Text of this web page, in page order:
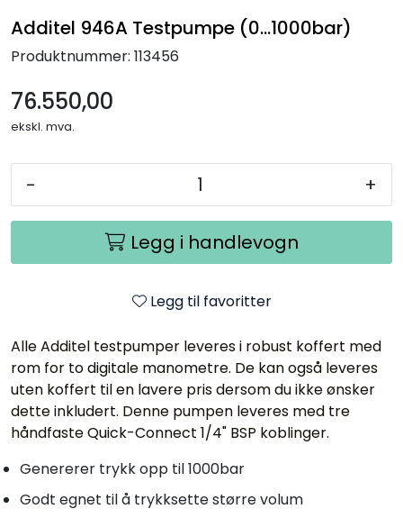
Additel 946A Testpumpe (0...1000bar)
Produktnummer: 113456
76.550,00
ekskl. mva.
- +
Legg i handlevogn
Legg til favoritter
Alle Additel testpumper leveres i robust koffert med
rom for to digitale manometre. De kan også leveres
uten koffert til en lavere pris dersom du ikke ønsker
dette inkludert. Denne pumpen leveres med tre
håndfaste Quick-Connect 1/4" BSP koblinger.
Genererer trykk opp til 1000bar
Godt egnet til å trykksette større volum
Outlet